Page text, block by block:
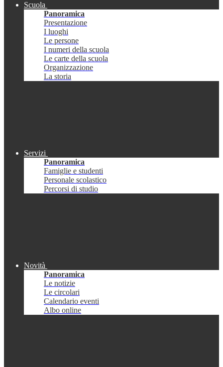
Scuola
Panoramica
Presentazione
I luoghi
Le persone
I numeri della scuola
Le carte della scuola
Organizzazione
La storia
Servizi
Panoramica
Famiglie e studenti
Personale scolastico
Percorsi di studio
Novità
Panoramica
Le notizie
Le circolari
Calendario eventi
Albo online